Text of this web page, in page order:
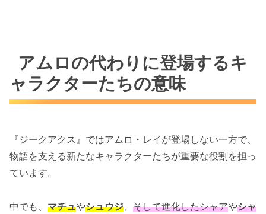
アムロの代わりに登場するキ
ャラクターたちの意味
『ジークアクス』ではアムロ・レイが登場しない一方で、
物語を支える新たなキャラクターたちが重要な役割を担っ
ています。
中でも、 マチュやシュウジ、 そして進化したシャアやシャ